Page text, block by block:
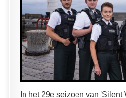
In het 29e seizoen van 'Silent